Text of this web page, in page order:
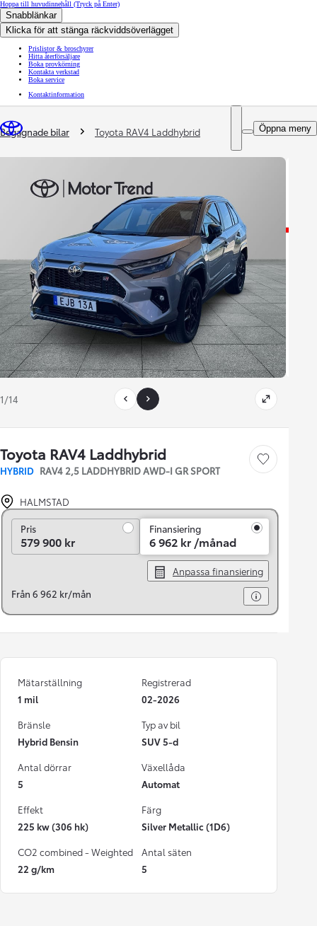
Hoppa till huvudinnehåll (Tryck på Enter)
Snabblänkar
Klicka för att stänga räckviddsöverlägget
Prislistor & broschyrer
Hitta återförsäljare
Boka provkörning
Kontakta verkstad
Boka service
Kontaktinformation
Öppna meny
You are here
Begagnade bilar Toyota RAV4 Laddhybrid
1/14
Toyota RAV4 Laddhybrid
HYBRID RAV4 2,5 LADDHYBRID AWD-I GR SPORT
Save car
HALMSTAD
PrisPris
579 900 kr
Finansiering
6 962 kr /månad
Anpassa finansiering
Från 6 962 kr/mån
Mätarställning
1 mil
Registrerad
02-2026
Bränsle
Hybrid Bensin
Typ av bil
SUV 5-d
Antal dörrar
5
Växellåda
Automat
Effekt
225 kw (306 hk)
Färg
Silver Metallic (1D6)
CO2 combined - Weighted
22 g/km
Antal säten
5